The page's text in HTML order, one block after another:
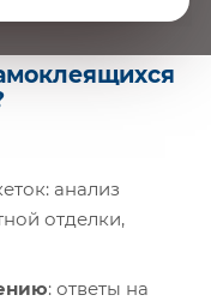
анализ
отделки,
: ответы на